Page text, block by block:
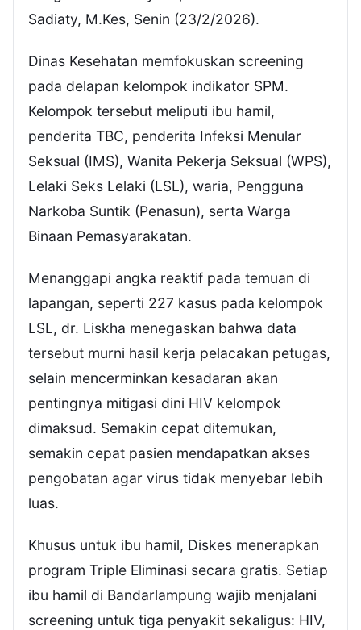
Sadiaty, M.Kes, Senin (23/2/2026).
Dinas Kesehatan memfokuskan screening
pada delapan kelompok indikator SPM.
Kelompok tersebut meliputi ibu hamil,
penderita TBC, penderita Infeksi Menular
Seksual (IMS), Wanita Pekerja Seksual (WPS),
Lelaki Seks Lelaki (LSL), waria, Pengguna
Narkoba Suntik (Penasun), serta Warga
Binaan Pemasyarakatan.
Menanggapi angka reaktif pada temuan di
lapangan, seperti 227 kasus pada kelompok
LSL, dr. Liskha menegaskan bahwa data
tersebut murni hasil kerja pelacakan petugas,
selain mencerminkan kesadaran akan
pentingnya mitigasi dini HIV kelompok
dimaksud. Semakin cepat ditemukan,
semakin cepat pasien mendapatkan akses
pengobatan agar virus tidak menyebar lebih
luas.
Khusus untuk ibu hamil, Diskes menerapkan
program Triple Eliminasi secara gratis. Setiap
ibu hamil di Bandarlampung wajib menjalani
screening untuk tiga penyakit sekaligus: HIV,